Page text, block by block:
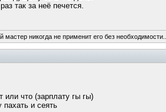
так за неё печется.
никогда не применит его без необходимости...
или что (зарплату гы гы)
и сеять